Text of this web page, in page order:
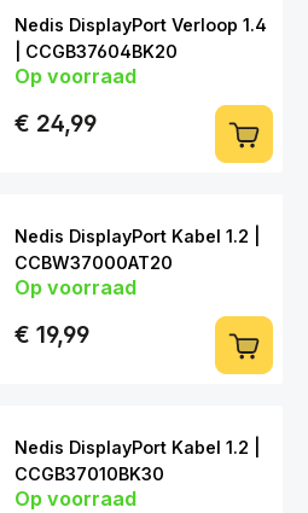
Nedis DisplayPort Verloop 1.4
| CCGB37604BK20
Op voorraad
€ 24,99
Nedis DisplayPort Kabel 1.2 |
CCBW37000AT20
DP (m) > DP (m) | 2m | Premium
Op voorraad
€ 19,99
Nedis DisplayPort Kabel 1.2 |
CCGB37010BK30
DP (m) > DP (m) | 3m
Op voorraad